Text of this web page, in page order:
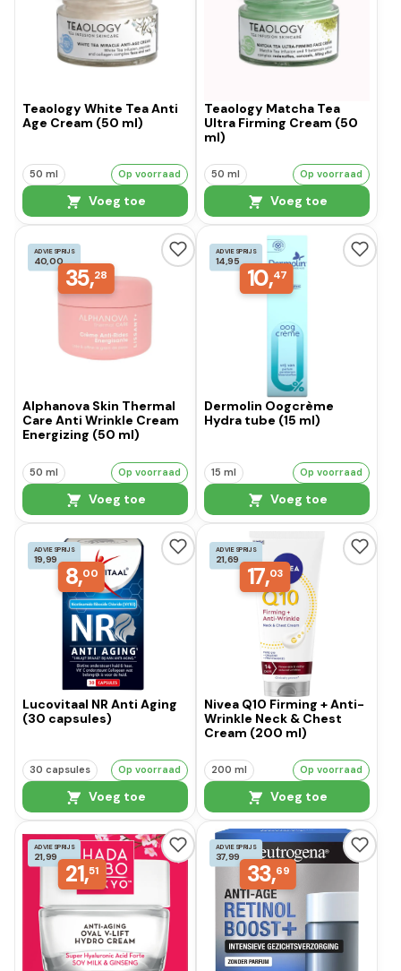
Teaology White Tea Anti
Age Cream (50 ml)
50 ml Op voorraad
Voeg toe
Teaology Matcha Tea
Ultra Firming Cream (50
ml)
50 ml Op voorraad
Voeg toe
ADVIESPRIJS
40,00
35,28
Alphanova Skin Thermal
Care Anti Wrinkle Cream
Energizing (50 ml)
50 ml Op voorraad
Voeg toe
ADVIESPRIJS
14,95
10,47
Dermolin Oogcrème
Hydra tube (15 ml)
15 ml Op voorraad
Voeg toe
ADVIESPRIJS
19,99
8,00
Lucovitaal NR Anti Aging
(30 capsules)
30 capsules Op voorraad
Voeg toe
ADVIESPRIJS
21,69
17,03
Nivea Q10 Firming + Anti-
Wrinkle Neck & Chest
Cream (200 ml)
200 ml Op voorraad
Voeg toe
ADVIESPRIJS
21,99
21,51
ADVIESPRIJS
37,99
33,69